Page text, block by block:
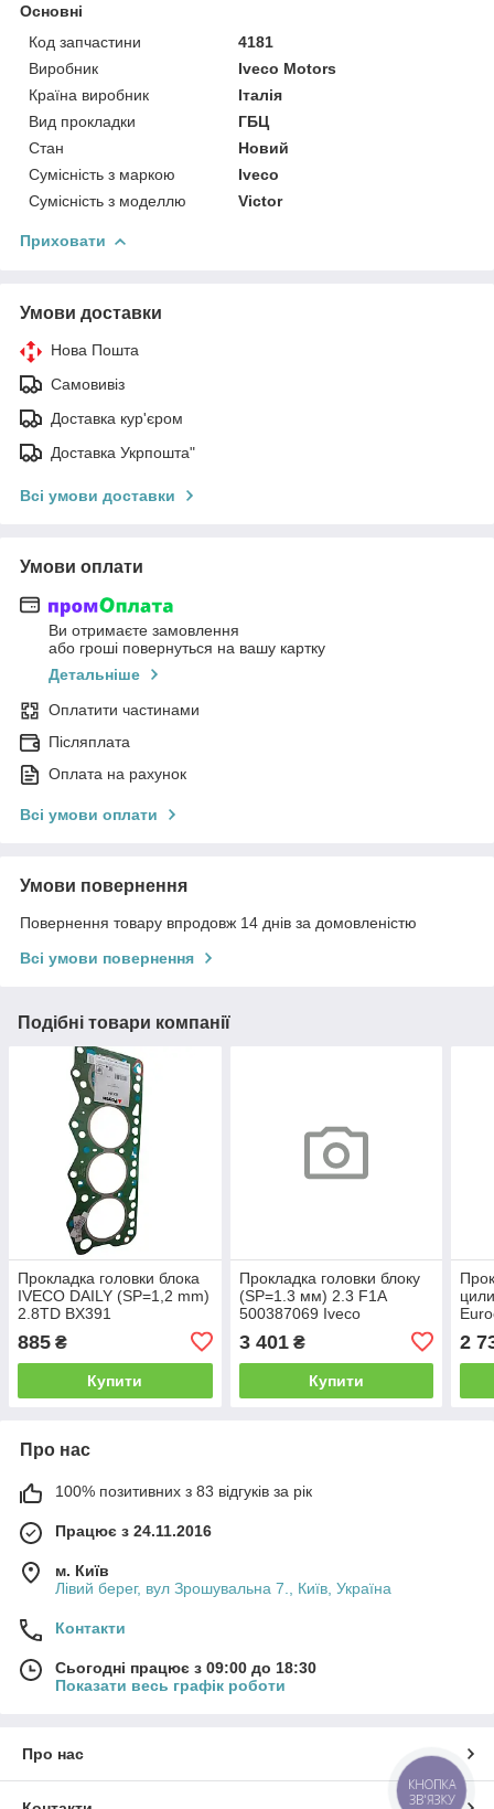
Основні
Код запчастини
4181
Виробник
Iveco Motors
Країна виробник
Італія
Вид прокладки
ГБЦ
Стан
Новий
Сумісність з маркою
Iveco
Сумісність з моделлю
Victor
Приховати
Умови доставки
Нова Пошта
Самовивіз
Доставка кур'єром
Доставка Укрпошта"
Всі умови доставки
Умови оплати
Ви отримаєте замовлення
або гроші повернуться на вашу картку
Детальніше
Оплатити частинами
Післяплата
Оплата на рахунок
Всі умови оплати
Умови повернення
Повернення товару впродовж 14 днів за домовленістю
Всі умови повернення
Подібні товари компанії
Прокладка головки блока
IVECO DAILY (SP=1,2 mm)
2.8TD BX391
885 ₴
Купити
Прокладка головки блоку
(SP=1.3 мм) 2.3 F1A
500387069 Iveco
3 401₴
Купити
2
Про нас
100% позитивних з 83 відгуків за рік
Працює з 24.11.2016
м. Київ
Лівий берег, вул Зрошувальна 7., Київ, Україна
Контакти
Сьогодні працює з 09:00 до 18:30
Показати весь графік роботи
Про нас
КНОПКА
ЗВ'ЯЗКУ